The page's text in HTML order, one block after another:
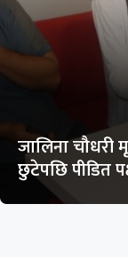
जालिना चौधरी
छुटेपछि पीडित